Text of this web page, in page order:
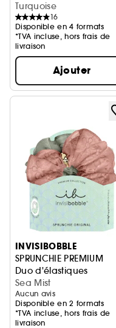
Turquoise
16
Disponible en 4 formats
*TVA incluse, hors frais de
livraison
Ajouter
INVISIBOBBLE
SPRUNCHIE PREMIUM
Duo d'élastiques
Sea Mist
Aucun avis
Disponible en 2 formats
*TVA incluse, hors frais de
livraison